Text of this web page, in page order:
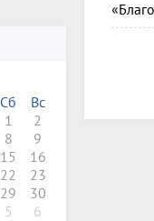
Сб
Вс
1
2
8
9
15
16
22
23
29
30
5 6